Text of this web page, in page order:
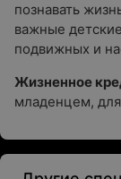
познавать
важные
подвижных и
Жизненное
младенцем,